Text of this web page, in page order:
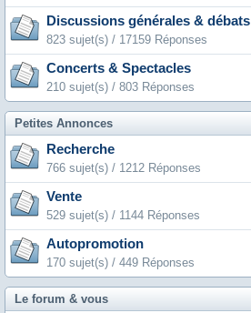
Discussions générales & débats
823 sujet(s) / 17159 Réponses
Concerts & Spectacles
210 sujet(s) / 803 Réponses
Petites Annonces
Recherche
766 sujet(s) / 1212 Réponses
Vente
529 sujet(s) / 1144 Réponses
Autopromotion
170 sujet(s) / 449 Réponses
Le forum & vous